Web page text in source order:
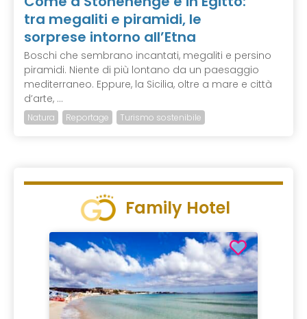
tra megaliti e piramidi, le
sorprese intorno all’Etna
Boschi che sembrano incantati, megaliti e persino
piramidi. Niente di più lontano da un paesaggio
mediterraneo. Eppure, la Sicilia, oltre a mare e città
d’arte, ...
Natura Reportage Turismo sostenibile
Family Hotel